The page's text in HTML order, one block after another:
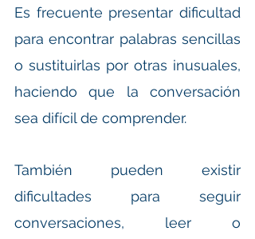
Es frecuente presentar dificultad
para encontrar palabras sencillas
o sustituirlas por otras inusuales,
haciendo que la conversación
sea difícil de comprender.
También pueden existir
dificultades para seguir
conversaciones, leer o